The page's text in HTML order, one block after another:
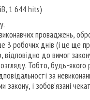
1 644 hits)
проваджень,
робочих днів (і це ще
до вимог
Тобто, будь-якого
за
і зобов’язані